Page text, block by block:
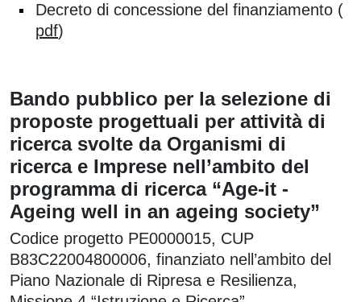
Decreto di concessione del finanziamento (
pdf)
Bando pubblico per la selezione di
proposte progettuali per attività di
ricerca svolte da Organismi di
ricerca e Imprese nell’ambito del
programma di ricerca “Age-it -
Ageing well in an ageing society”
Codice progetto PE0000015, CUP
B83C22004800006, finanziato nell’ambito del
Piano Nazionale di Ripresa e Resilienza,